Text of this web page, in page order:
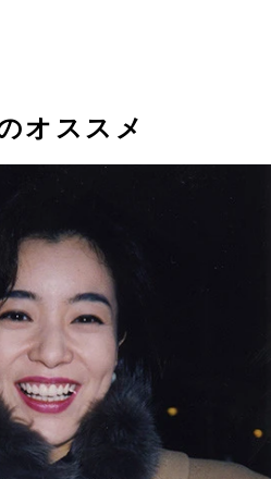
オススメ